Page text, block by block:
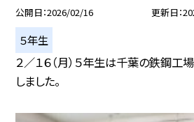
公開日 2026/02/16 更新日
５年生
２／１６（月）５年生は千葉の鉄鋼
しました。